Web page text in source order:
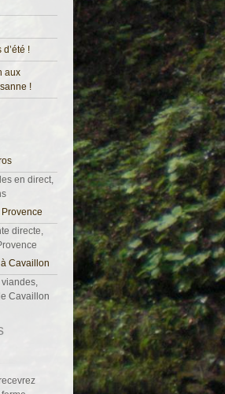
!
aux
!
en direct,
directe,
Cavaillon
Cavaillon